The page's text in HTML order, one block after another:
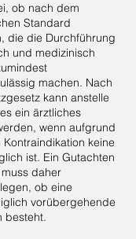
ob nach dem
Standard
die die Durchführung
und medizinisch
machen. Nach
kann anstelle
ein ärztliches
wenn aufgrund
keine
ist. Ein Gutachten
daher
ob eine
vorübergehende
besteht.